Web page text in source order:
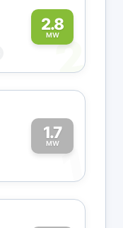
2.8
MW2
1.7
MW1